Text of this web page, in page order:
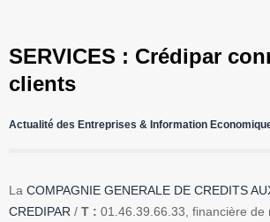
SERVICES : Crédipar
clients
Actualité des Entreprises & Information
La COMPAGNIE GENERALE DE CREDITS
CREDIPAR / T : 01.46.39.66.33, financière de